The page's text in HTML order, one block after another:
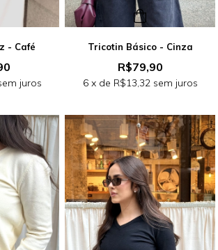
- Café
juros
Tricotin Básico - Cinza
R$79,90
6x de R$13,32sem juros